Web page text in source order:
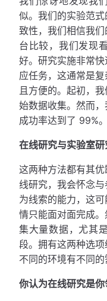
似。我们的实验范
致性，我们相信我
台比较，我们发现
好。研究实施非常
应任务，这通常是
且方便的。起初，
始数据收集。然而
成功率达到了 99%。
在线研究与实验室研
这两种方法都有其
线研究，我会怀念
为线索的能力，这
情只能面对面完成
集大量数据，尤其
段。拥有这两种选
不同的环境有不同的
你认为在线研究是你